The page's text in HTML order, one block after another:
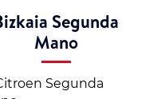
Segunda
Mano